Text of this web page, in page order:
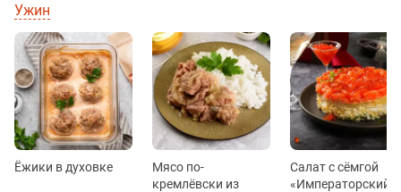
Ужин
Ёжики в духовке
Мясо по-
кремлёвски из
Салат с сёмгой
«Императорский»